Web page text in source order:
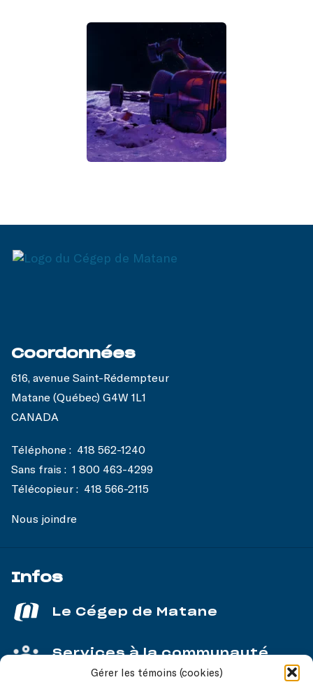
Gérer les témoins (cookies)
Coordonnées
616, avenue Saint-Rédempteur
Matane (Québec) G4W 1L1
CANADA
Téléphone : 418 562-1240
Sans frais : 1 800 463-4299
Télécopieur : 418 566-2115
Nous joindre
Infos
Le Cégep de Matane
Services à la communauté